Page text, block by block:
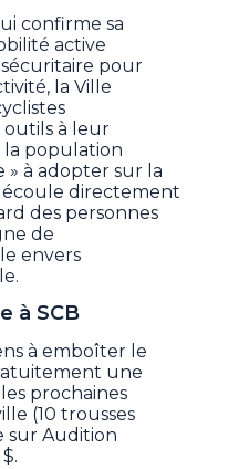
confirme sa
active
sécuritaire pour
la Ville
outils à leur
la population
à adopter sur la
directement
des personnes
de
envers
à SCB
à emboîter le
une
prochaines
(10 trousses
sur Audition